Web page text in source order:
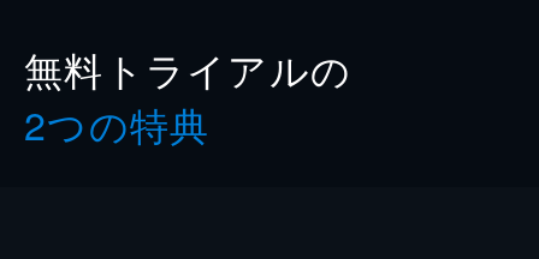
無料トライアルの
2つの特典